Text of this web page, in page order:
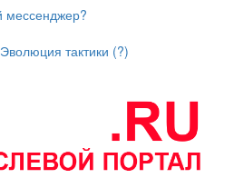
мессенджер?
тактики (?)